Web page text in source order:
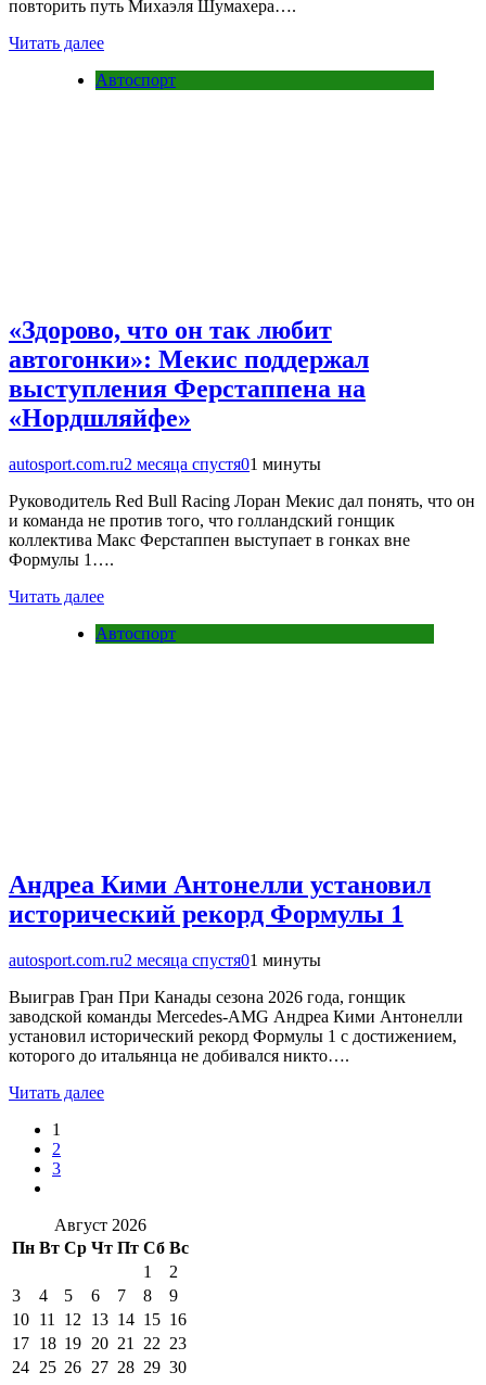
повторить путь Михаэля Шумахера….
Читать далее
Автоспорт
«Здорово, что он так любит
автогонки»: Мекис поддержал
выступления Ферстаппена на
«Нордшляйфе»
autosport.com.ru2 месяца спустя01 минуты
Руководитель Red Bull Racing Лоран Мекис дал понять, что он
и команда не против того, что голландский гонщик
коллектива Макс Ферстаппен выступает в гонках вне
Формулы 1….
Читать далее
Автоспорт
Андреа Кими Антонелли установил
исторический рекорд Формулы 1
autosport.com.ru2 месяца спустя01 минуты
Выиграв Гран При Канады сезона 2026 года, гонщик
заводской команды Mercedes-AMG Андреа Кими Антонелли
установил исторический рекорд Формулы 1 с достижением,
которого до итальянца не добивался никто….
Читать далее
1
2
3
Август 2026
Пн Вт Ср Чт Пт Сб Вс
1
2
3
4 5 6 7 8
9
10 11 12 13 14 15 16
17 18 19 20 21 22 23
24 25 26 27 28 29 30